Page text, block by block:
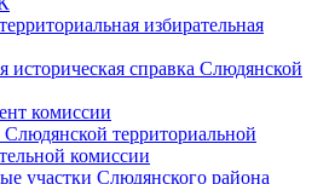
избирательная
историческая справка Слюдянской
комиссии
Слюдянской территориальной
комиссии
участки Слюдянского района